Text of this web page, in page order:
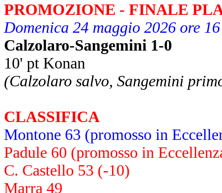
PROMOZIONE - FINALE
Domenica 24 maggio 2026 ore
Calzolaro-Sangemini 1-0
10' pt Konan
(Calzolaro salvo, Sangemini
CLASSIFICA
Montone 63 (promosso in
Padule 60 (promosso in
C. Castello 53 (-10)
Marra 49